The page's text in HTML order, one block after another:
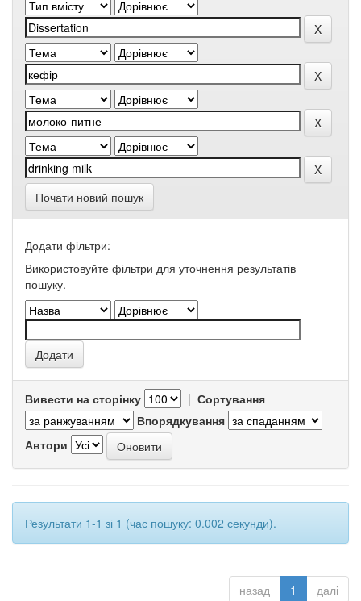
Почати новий пошук
Додати фільтри:
Використовуйте фільтри для уточнення результатів
пошуку.
Вивести на сторінку | Сортування
Впорядкування
Автори
Результати 1-1 зі 1 (час пошуку: 0.002 секунди).
назад 1 далі